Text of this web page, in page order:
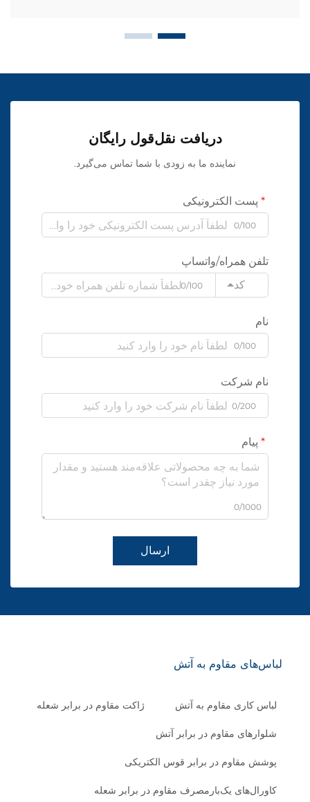
دریافت نقل‌قول رایگان
نماینده ما به زودی با شما تماس می‌گیرد.
پست الکترونیکی
0/100
تلفن همراه/واتساپ
کد
0/100
نام
0/100
نام شرکت
0/200
پیام
0/1000
ارسال
لباس‌های مقاوم به آتش
لباس کاری مقاوم به آتش ژاکت مقاوم در برابر شعله
شلوارهای مقاوم در برابر آتش
پوشش مقاوم در برابر قوس الکتریکی
کاورال‌های یک‌بار‌مصرف مقاوم در برابر شعله